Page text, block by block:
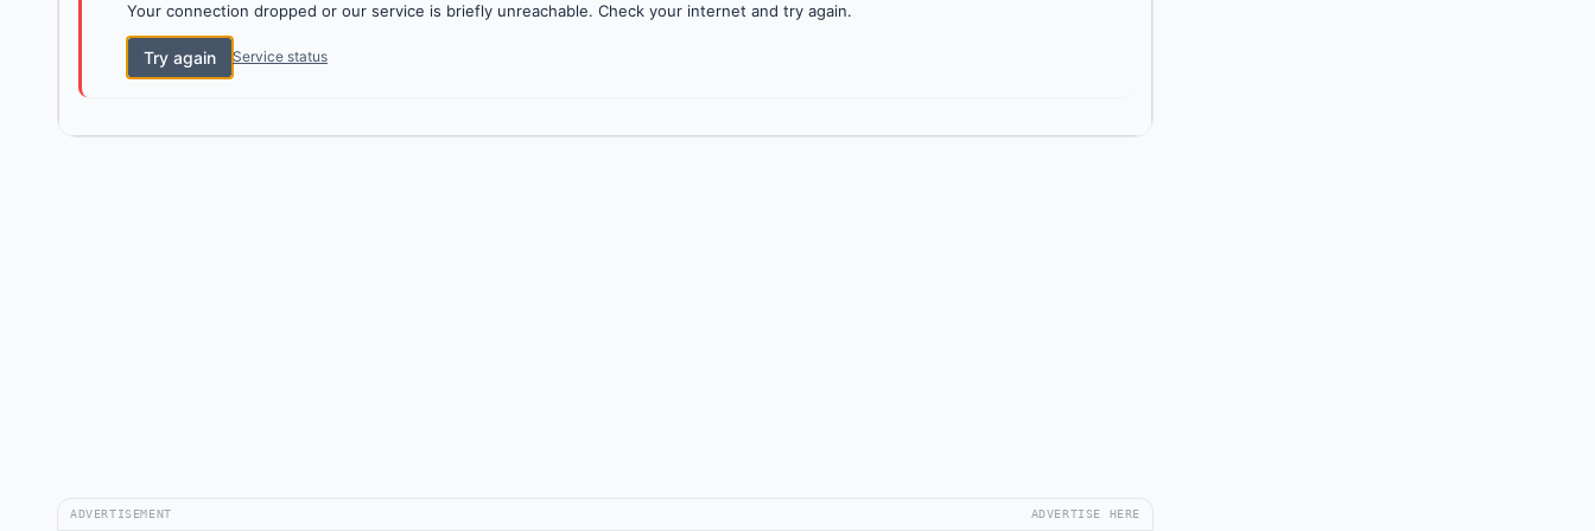
Your connection dropped or our service is briefly unreachable. Check your internet and try again.
Try again Service status
ADVERTISEMENT ADVERTISE HERE